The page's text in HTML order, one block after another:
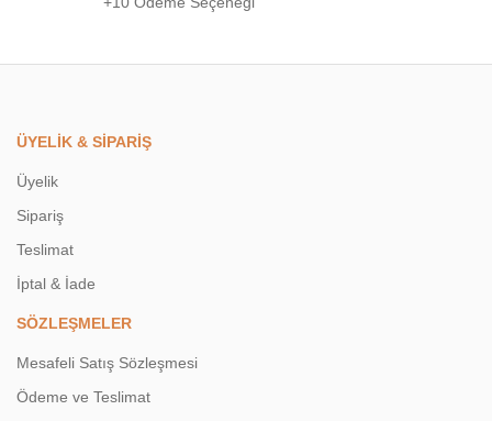
ÜYELİK & SİPARİŞ
Üyelik
Sipariş
Teslimat
İptal & İade
SÖZLEŞMELER
Mesafeli Satış Sözleşmesi
Ödeme ve Teslimat